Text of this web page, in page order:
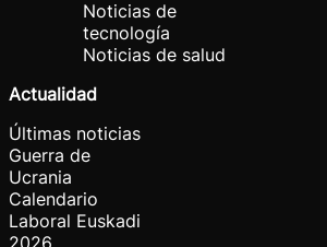
Noticias de
tecnología
Noticias de salud
Actualidad
Últimas noticias
Guerra de
Ucrania
Calendario
Laboral Euskadi
2026